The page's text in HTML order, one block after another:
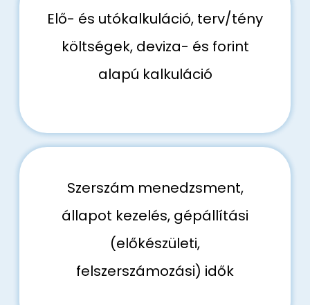
Elő- és utókalkuláció, terv/tény
költségek, deviza- és forint
alapú kalkuláció
Szerszám menedzsment,
állapot kezelés, gépállítási
(előkészületi,
felszerszámozási) idők